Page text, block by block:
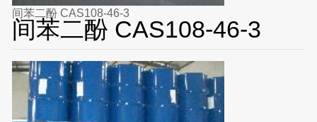
间苯二酚 CAS108-46-3
间苯二酚 CAS108-46-3